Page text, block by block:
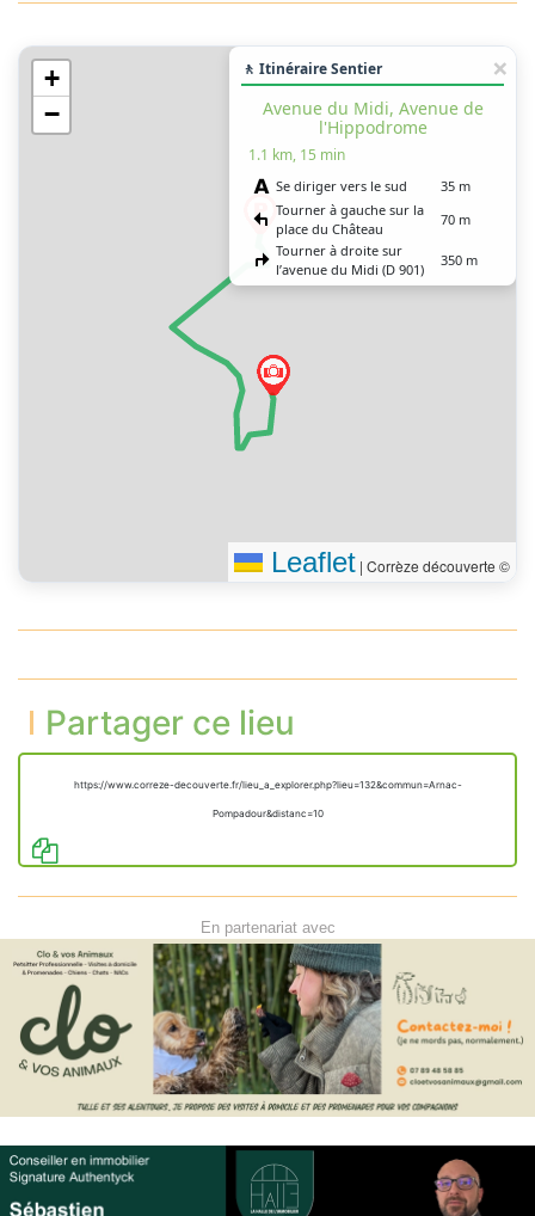
+
−
🚶 Itinéraire Sentier
Avenue du Midi, Avenue de
l'Hippodrome
1.1 km, 15 min
Se diriger vers le sud
35 m
Tourner à gauche sur la
place du Château
70 m
Tourner à droite sur
l’avenue du Midi (D 901)
350 m
Tourner à gauche sur
Vous êtes arrivé à votre
destination
Leaflet | Corrèze découverte ©
Partager ce lieu
https://www.correze-decouverte.fr/lieu_a_explorer.php?lieu=132&commun=Arnac-
Pompadour&distanc=10
En partenariat avec